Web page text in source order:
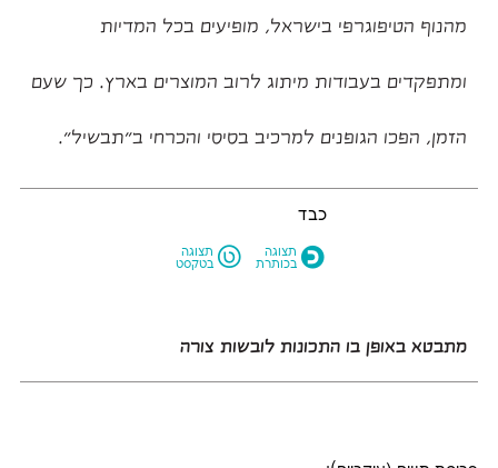
הזמן, הפכו הגופנים למרכיב בסיסי והכרחי ב״תבשיל״.
כבד
O תצוגה
בכותרת
L תצוגה
בטקסט
מתבטא באופן בו התכונות לובשות צורה